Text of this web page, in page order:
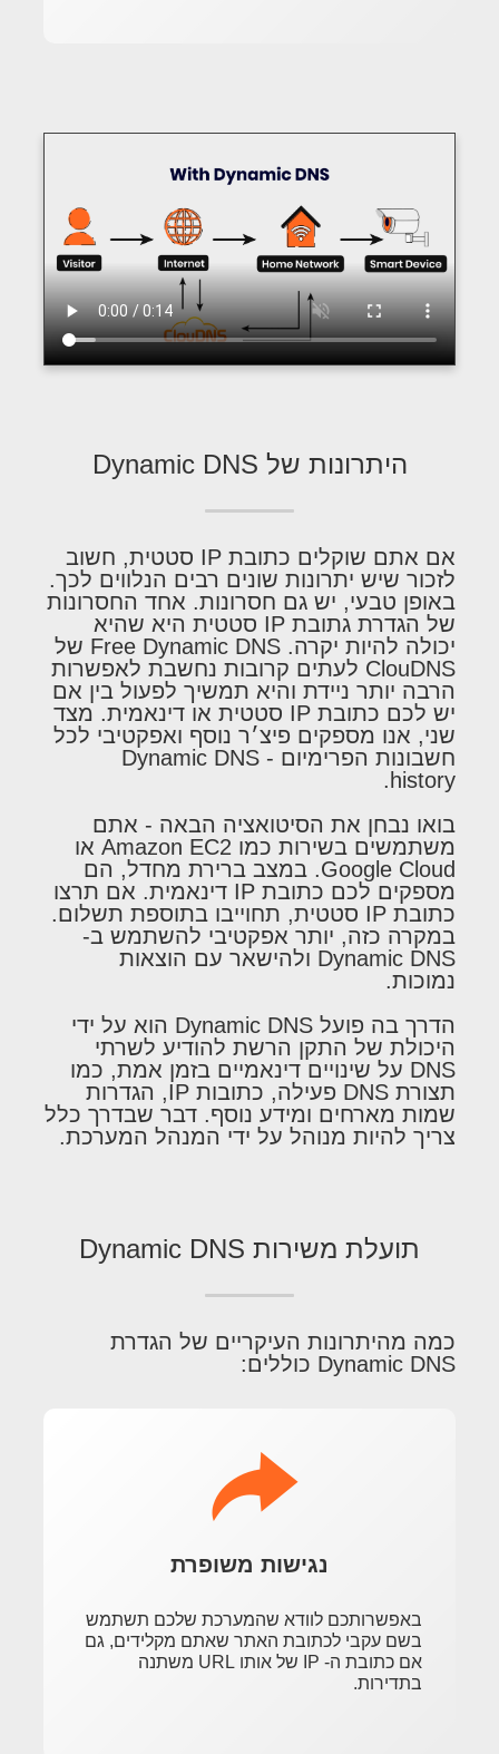
היתרונות של Dynamic DNS
אם אתם שוקלים כתובת IP סטטית, חשוב
לזכור שיש יתרונות שונים רבים הנלווים לכך.
באופן טבעי, יש גם חסרונות. אחד החסרונות
של הגדרת גתובת IP סטטית היא שהיא
יכולה להיות יקרה. Free Dynamic DNS של
ClouDNS לעתים קרובות נחשבת לאפשרות
הרבה יותר ניידת והיא תמשיך לפעול בין אם
יש לכם כתובת IP סטטית או דינאמית. מצד
שני, אנו מספקים פיצ׳ר נוסף ואפקטיבי לכל
חשבונות הפרימיום - Dynamic DNS
history.
בואו נבחן את הסיטואציה הבאה - אתם
משתמשים בשירות כמו Amazon EC2 או
Google Cloud. במצב ברירת מחדל, הם
מספקים לכם כתובת IP דינאמית. אם תרצו
כתובת IP סטטית, תחוייבו בתוספת תשלום.
במקרה כזה, יותר אפקטיבי להשתמש ב-
Dynamic DNS ולהישאר עם הוצאות
נמוכות.
הדרך בה פועל Dynamic DNS הוא על ידי
היכולת של התקן הרשת להודיע ​​לשרתי
DNS על שינויים דינאמיים בזמן אמת, כמו
תצורת DNS פעילה, כתובות IP, הגדרות
שמות מארחים ומידע נוסף. דבר שבדרך כלל
צריך להיות מנוהל על ידי המנהל המערכת.
תועלת משירות Dynamic DNS
כמה מהיתרונות העיקריים של הגדרת
Dynamic DNS כוללים:
נגישות משופרת
באפשרותכם לוודא שהמערכת שלכם תשתמש
בשם עקבי לכתובת האתר שאתם מקלידים, גם
אם כתובת ה- IP של אותו URL משתנה
בתדירות.